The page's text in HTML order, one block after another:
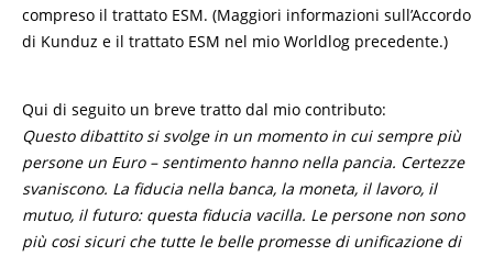
compreso il trattato ESM. (Maggiori informazioni sull’Accordo
di Kunduz e il trattato ESM nel mio Worldlog precedente.)
Qui di seguito un breve tratto dal mio contributo:
Questo dibattito si svolge in un momento in cui sempre più
persone un Euro – sentimento hanno nella pancia. Certezze
svaniscono. La fiducia nella banca, la moneta, il lavoro, il
mutuo, il futuro: questa fiducia vacilla. Le persone non sono
più cosi sicuri che tutte le belle promesse di unificazione di